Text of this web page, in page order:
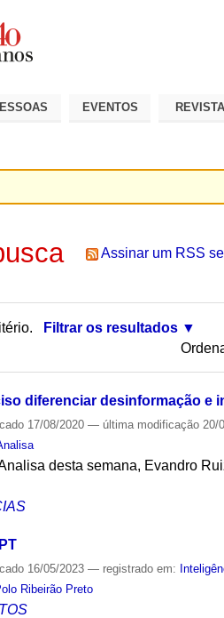
EVENTOS REVISTA
Assinar um RSS
Filtrar os resultados
diferenciar desinformação e
17/08/2020— última modificação 20/
desta semana, Evandro
16/05/2023— registrado em:
Ribeirão Preto